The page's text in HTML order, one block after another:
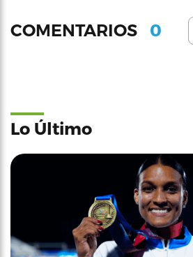
COMENTARIOS 0
Lo Último